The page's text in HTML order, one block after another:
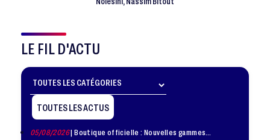
LE FIL D'ACTU
TOUTES LES ACTUS
05/08/2026| Boutique officielle : Nouvelles gammes